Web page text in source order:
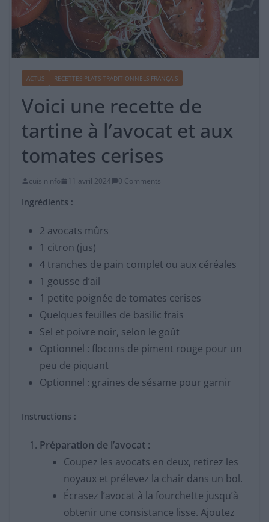
ACTUS RECETTES PLATS TRADITIONNELS FRANÇAIS
Voici une recette de
tartine à l’avocat et aux
tomates cerises
cuisininfo 11 avril 2024 0 Comments
Ingrédients :
2 avocats mûrs
1 citron (jus)
4 tranches de pain complet ou aux céréales
1 gousse d’ail
1 petite poignée de tomates cerises
Quelques feuilles de basilic frais
Sel et poivre noir, selon le goût
Optionnel : flocons de piment rouge pour un
peu de piquant
Optionnel : graines de sésame pour garnir
Instructions :
Préparation de l’avocat :
Coupez les avocats en deux, retirez les
noyaux et prélevez la chair dans un bol.
Écrasez l’avocat à la fourchette jusqu’à
obtenir une consistance lisse. Ajoutez